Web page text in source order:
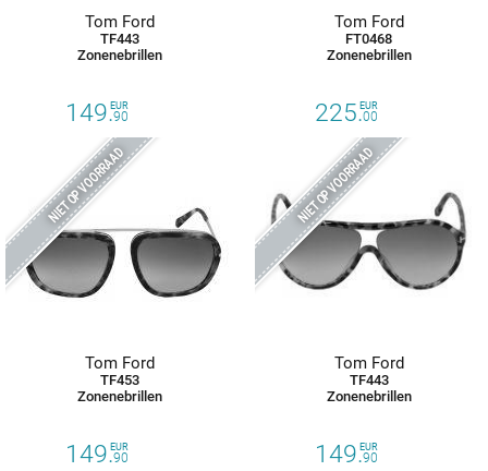
Tom Ford
TF443
Zonenebrillen
149.90
EUR
Tom Ford
FT0468
Zonenebrillen
225.00
EUR
NIET OP VOORRAAD
Tom Ford
TF453
Zonenebrillen
149.90
EUR
NIET OP VOORRAAD
Tom Ford
TF443
Zonenebrillen
149.90
EUR